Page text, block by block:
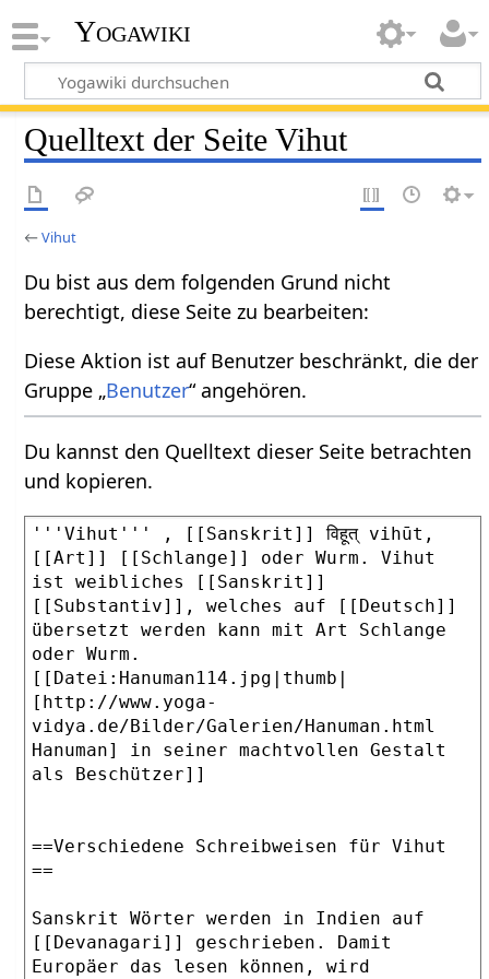
Yogawiki
Quelltext der Seite Vihut
←Vihut
Du bist aus dem folgenden Grund nicht
berechtigt, diese Seite zu bearbeiten:
Diese Aktion ist auf Benutzer beschränkt, die der
Gruppe „Benutzer“ angehören.
Du kannst den Quelltext dieser Seite betrachten
und kopieren.